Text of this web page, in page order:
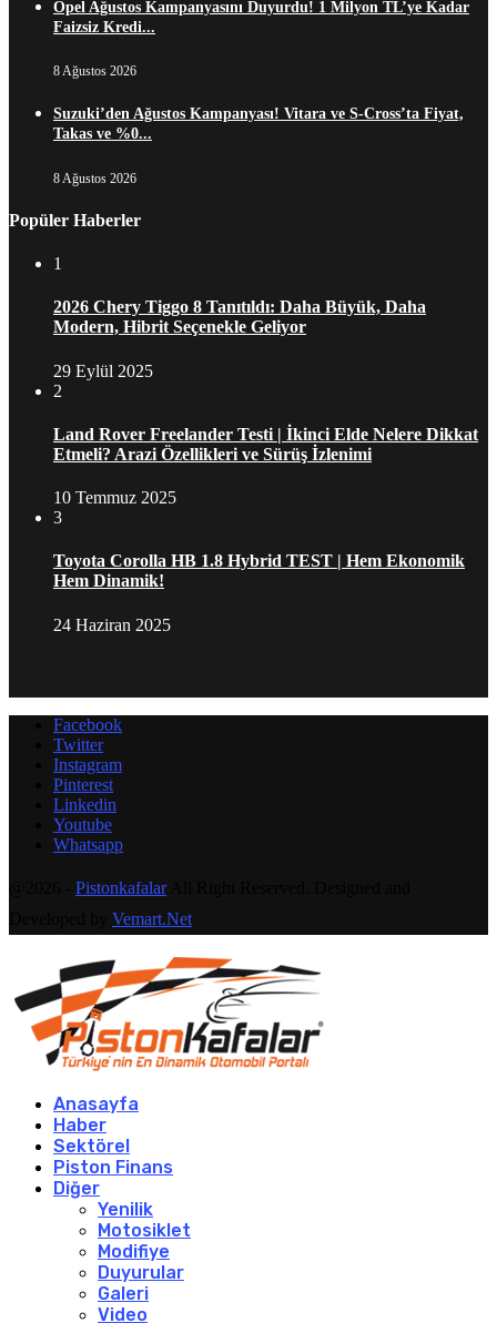
Opel Ağustos Kampanyasını Duyurdu! 1 Milyon TL’ye Kadar
Faizsiz Kredi...
8 Ağustos 2026
Suzuki’den Ağustos Kampanyası! Vitara ve S-Cross’ta Fiyat,
Takas ve %0...
8 Ağustos 2026
Popüler Haberler
1
2026 Chery Tiggo 8 Tanıtıldı: Daha Büyük, Daha
Modern, Hibrit Seçenekle Geliyor
29 Eylül 2025
2
Land Rover Freelander Testi | İkinci Elde Nelere Dikkat
Etmeli? Arazi Özellikleri ve Sürüş İzlenimi
10 Temmuz 2025
3
Toyota Corolla HB 1.8 Hybrid TEST | Hem Ekonomik
Hem Dinamik!
24 Haziran 2025
Facebook
Twitter
Instagram
Pinterest
Linkedin
Youtube
Whatsapp
PistonkafalarAll Right Reserved. Designed and
Vemart.Net
Anasayfa
Haber
Sektörel
Piston Finans
Diğer
Yenilik
Motosiklet
Modifiye
Duyurular
Galeri
Video